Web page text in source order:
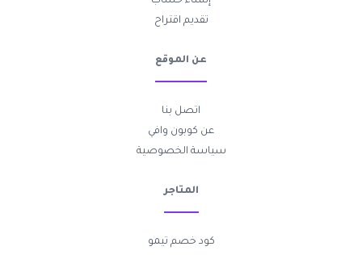
تقديم اقتراح
عن الموقع
اتصل بنا
عن كوبون وافي
سياسة الخصوصية
المتاجر
كود خصم تيمو